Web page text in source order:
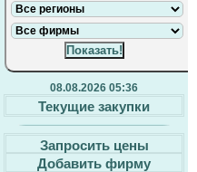
08.08.2026 05:36
Текущие закупки
Запросить цены
Добавить фирму